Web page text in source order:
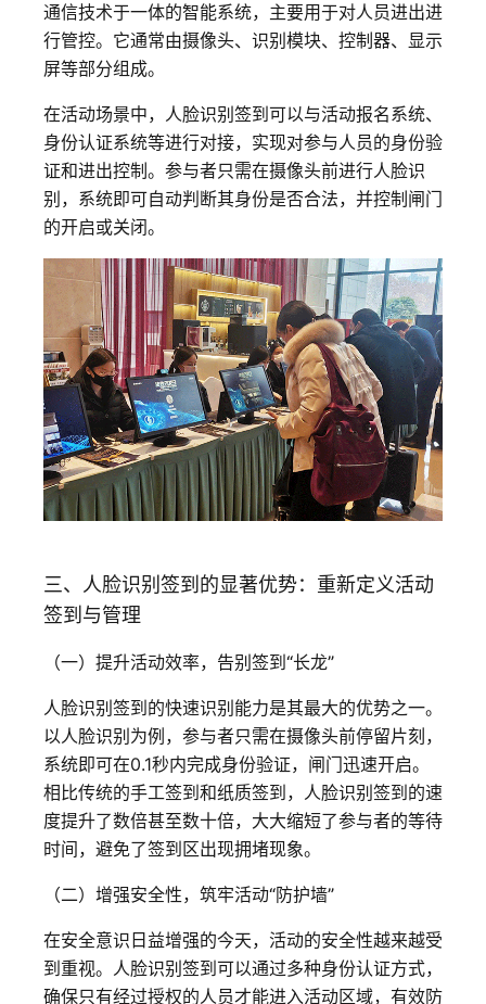
通信技术于一体的智能系统，主要用于对人员进出进
行管控。它通常由摄像头、识别模块、控制器、显示
屏等部分组成。
在活动场景中，人脸识别签到可以与活动报名系统、
身份认证系统等进行对接，实现对参与人员的身份验
证和进出控制。参与者只需在摄像头前进行人脸识
别，系统即可自动判断其身份是否合法，并控制闸门
的开启或关闭。
三、人脸识别签到的显著优势：重新定义活动
签到与管理
（一）提升活动效率，告别签到“长龙”
人脸识别签到的快速识别能力是其最大的优势之一。
以人脸识别为例，参与者只需在摄像头前停留片刻，
系统即可在0.1秒内完成身份验证，闸门迅速开启。
相比传统的手工签到和纸质签到，人脸识别签到的速
度提升了数倍甚至数十倍，大大缩短了参与者的等待
时间，避免了签到区出现拥堵现象。
（二）增强安全性，筑牢活动“防护墙”
在安全意识日益增强的今天，活动的安全性越来越受
到重视。人脸识别签到可以通过多种身份认证方式，
确保只有经过授权的人员才能进入活动区域，有效防